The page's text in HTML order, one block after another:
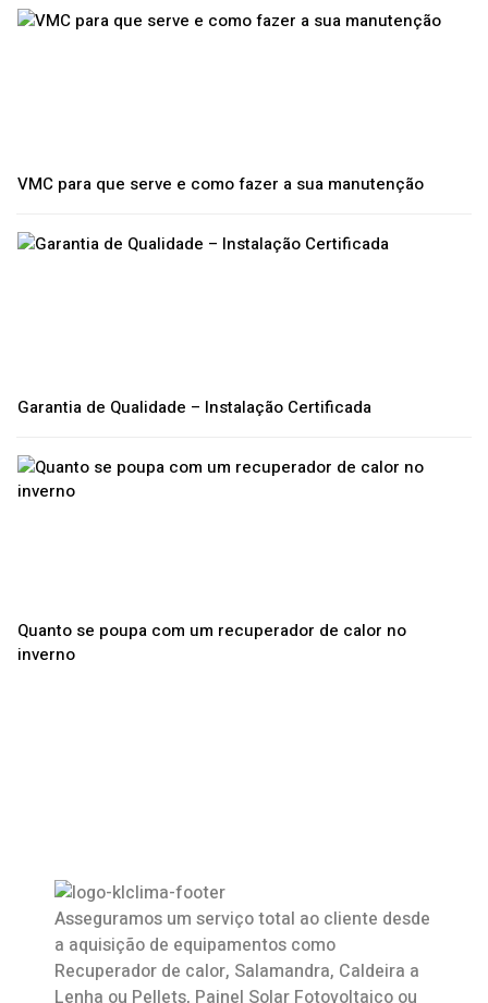
VMC para que serve e como fazer a sua manutenção
Garantia de Qualidade – Instalação Certificada
Quanto se poupa com um recuperador de calor no
inverno
Asseguramos um serviço total ao cliente desde
a aquisição de equipamentos como
Recuperador de calor, Salamandra, Caldeira a
Lenha ou Pellets, Painel Solar Fotovoltaico ou